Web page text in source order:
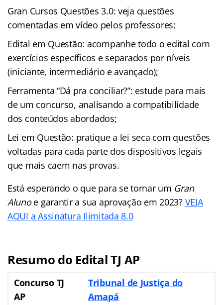
Gran Cursos Questões 3.0: veja questões
comentadas em vídeo pelos professores;
Edital em Questão: acompanhe todo o edital com
exercícios específicos e separados por níveis
(iniciante, intermediário e avançado);
Ferramenta “Dá pra conciliar?”: estude para mais
de um concurso, analisando a compatibilidade
dos conteúdos abordados;
Lei em Questão: pratique a lei seca com questões
voltadas para cada parte dos dispositivos legais
que mais caem nas provas.
Está esperando o que para se tornar um Gran
Alunoe garantir a sua aprovação em 2023? VEJA
AQUI a Assinatura Ilimitada 8.0
Resumo do Edital TJ AP
Concurso TJ
AP
Tribunal de Justiça do
Amapá